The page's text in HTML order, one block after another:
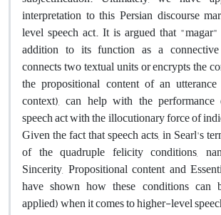
interpretation to this Persian discourse
level speech act. It is argued that "magar"
addition to its function as a
connects two textual units or encrypts the
the propositional content of an
context), can help with the
speech act with the illocutionary force of
Given the fact that speech acts, in Searl's
of the quadruple felicity conditions,
Sincerity, Propositional content and
have shown how these conditions can
applied) when it comes to higher-level